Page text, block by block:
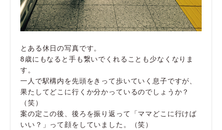
とある休日の写真です。
8歳にもなると手も繋いでくれることも少なくなりま
す。
一人で駅構内を先頭をきって歩いていく息子ですが、
果たしてどこに行くか分かっているのでしょうか？
（笑）
案の定この後、後ろを振り返って「ママどこに行けば
いい？」って顔をしていました。（笑）